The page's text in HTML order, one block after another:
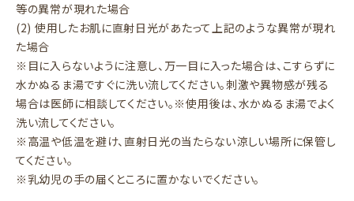
等の異常が現れた場合
(2) 使用したお肌に直射日光があたって上記のような異常が現れ
た場合
※目に入らないように注意し、万一目に入った場合は、こすらずに
水かぬるま湯ですぐに洗い流してください。刺激や異物感が残る
場合は医師に相談してください。※使用後は、水かぬるま湯でよく
洗い流してください。
※高温や低温を避け、直射日光の当たらない涼しい場所に保管し
てください。
※乳幼児の手の届くところに置かないでください。